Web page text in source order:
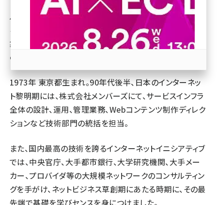
revico (739)
INFOMARKS Marketing Systems Inc. （米国ロサンゼ
ルス市） Founder and CEO
ネットショップ担当者フォーラム プログラム委員代表兼編
集顧問（Editor&representative of steering
committee）
1973年 東京都生まれ。90年代後半、日本のインターネッ
ト黎明期には、株式会社メンバーズにて、サービスインフラ
全体の設計、運用、管理業務、Webコンテンツ制作ディレク
ションなど技術部門の統括を担当。
また、国内最高の技術を誇るインターネットイニシアティブ
では、中央官庁、大手都市銀行、大学研究機関、大手メー
カー、プロバイダ等の大規模ネットワークのコンサルティン
グを手がけ、ネットビジネス草創期にあたる時期に、その最
先端で基礎を学びセンスを身につけました。
参加登録はこちら↑